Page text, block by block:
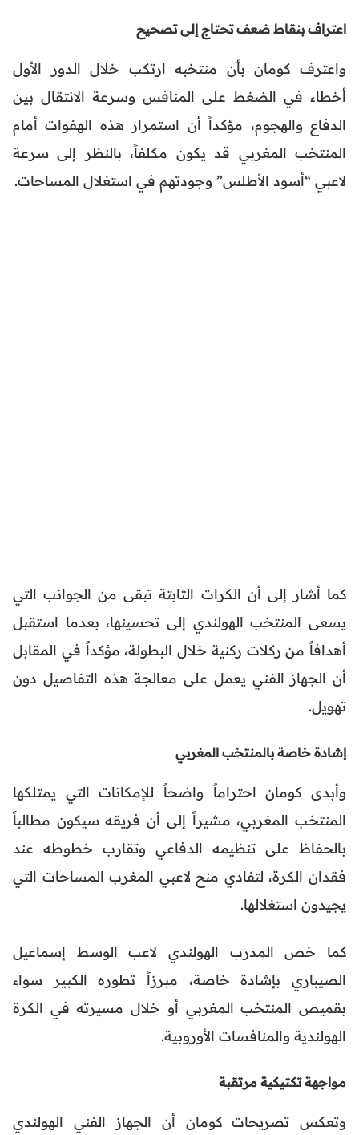
اعتراف بنقاط ضعف تحتاج إلى تصحيح
واعترف كومان بأن منتخبه ارتكب خلال الدور الأول
أخطاء في الضغط على المنافس وسرعة الانتقال بين
الدفاع والهجوم، مؤكداً أن استمرار هذه الهفوات أمام
المنتخب المغربي قد يكون مكلفاً، بالنظر إلى سرعة
لاعبي “أسود الأطلس” وجودتهم في استغلال المساحات.
كما أشار إلى أن الكرات الثابتة تبقى من الجوانب التي
يسعى المنتخب الهولندي إلى تحسينها، بعدما استقبل
أهدافاً من ركلات ركنية خلال البطولة، مؤكداً في المقابل
أن الجهاز الفني يعمل على معالجة هذه التفاصيل دون
تهويل.
إشادة خاصة بالمنتخب المغربي
وأبدى كومان احتراماً واضحاً للإمكانات التي يمتلكها
المنتخب المغربي، مشيراً إلى أن فريقه سيكون مطالباً
بالحفاظ على تنظيمه الدفاعي وتقارب خطوطه عند
فقدان الكرة، لتفادي منح لاعبي المغرب المساحات التي
يجيدون استغلالها.
كما خص المدرب الهولندي لاعب الوسط إسماعيل
الصيباري بإشادة خاصة، مبرزاً تطوره الكبير سواء
بقميص المنتخب المغربي أو خلال مسيرته في الكرة
الهولندية والمنافسات الأوروبية.
مواجهة تكتيكية مرتقبة
وتعكس تصريحات كومان أن الجهاز الفني الهولندي